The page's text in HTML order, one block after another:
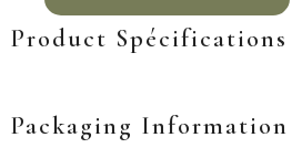
Product Spécifications
Packaging Information